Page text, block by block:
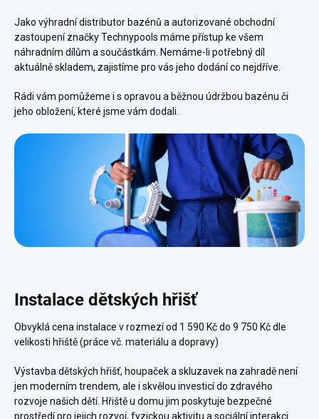
Jako výhradní distributor bazénů a autorizované obchodní
zastoupení značky Technypools máme přístup ke všem
náhradním dílům a součástkám. Nemáme-li potřebný díl
aktuálně skladem, zajistíme pro vás jeho dodání co nejdříve.
Rádi vám pomůžeme i s opravou a běžnou údržbou bazénu či
jeho obložení, které jsme vám dodali.
Instalace dětských hřišť
Obvyklá cena instalace v rozmezí od 1 590 Kč do 9 750 Kč dle
velikosti hřiště (práce vč. materiálu a dopravy)
Výstavba dětských hřišť, houpaček a skluzavek na zahradě není
jen moderním trendem, ale i skvělou investicí do zdravého
rozvoje našich dětí. Hřiště u domu jim poskytuje bezpečné
prostředí pro jejich rozvoj, fyzickou aktivitu a sociální interakci.